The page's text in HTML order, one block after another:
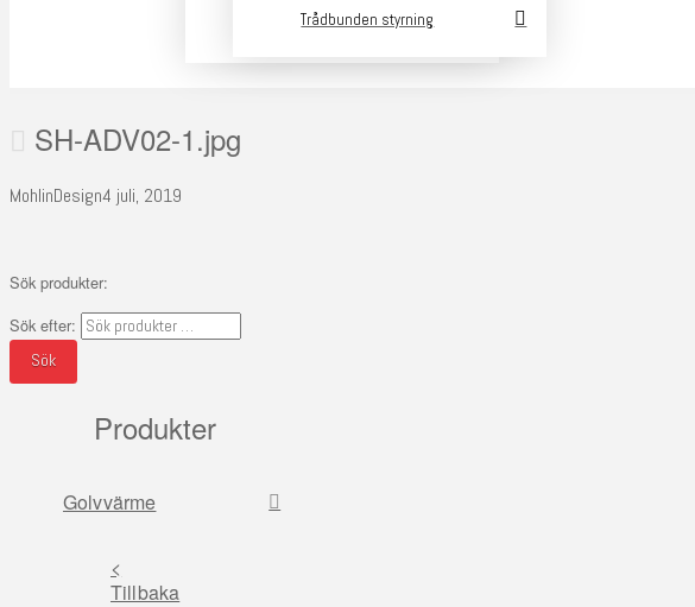
Trådbunden styrning
SH-ADV02-1.jpg
MohlinDesign4 juli, 2019
Sök produkter:
Sök efter:
Sök
Produkter
Golvvärme
<
Tillbaka